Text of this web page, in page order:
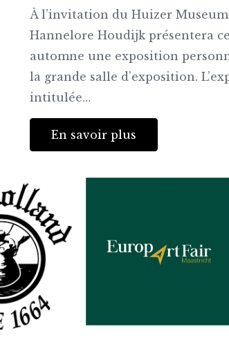
À l’invitation du Huizer
Hannelore Houdijk présentera
automne une exposition
la grande salle d’exposition.
intitulée…
En savoir plus
Partenaires